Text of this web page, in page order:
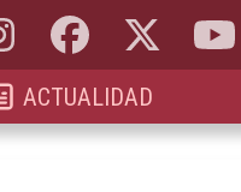
abre en nueva pestaña
Facebook, abre en
X, antes
ACTUALIDAD